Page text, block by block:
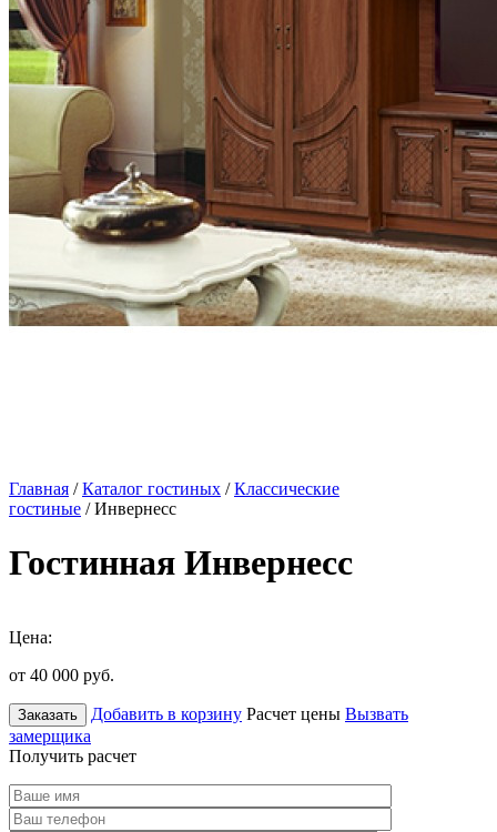
Главная /Каталог гостиных /Классические
гостиные / Инвернесс
Гостинная Инвернесс
Цена:
от 40 000 руб.
Заказать Добавить в корзину Расчет цены Вызвать
замерщика
Получить расчет